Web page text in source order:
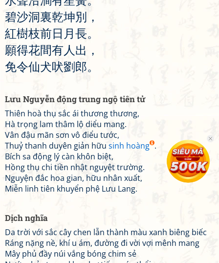
碧沙洞裏乾坤別 ，
紅樹枝前 日 月 長。
願得花間有 人 出 ，
免令仙犬吠劉 郎。
Lưu Nguyễn động trung ngộ tiên tử
Thiên hoà thụ sắc ái thương thương,
Hà trọng lam thâm lộ diểu mang.
Vân đậu mãn sơn vô điểu tước,
Thuỷ thanh duyên giản hữu sinh hoàng .
Bích sa động lý càn khôn biệt,
Hồng thụ chi tiền nhật nguyệt trường.
Nguyện đắc hoa gian, hữu nhân xuất,
Miễn linh tiên khuyển phệ Lưu Lang.
Dịch nghĩa
Da trời với sắc cây chen lẫn thành màu xanh biêng biếc
Ráng nặng nề, khí u ám, đường đi vời vợi mênh mang
Mây phủ đầy núi vắng bóng chim sẻ